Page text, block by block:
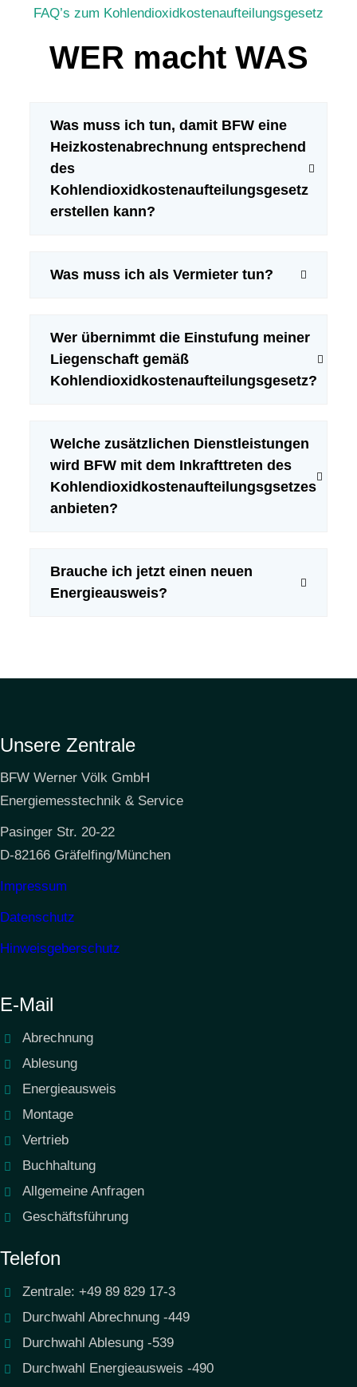
FAQ’s zum Kohlendioxidkostenaufteilungsgesetz
WER macht WAS
Was muss ich tun, damit BFW eine
Heizkostenabrechnung entsprechend
des
Kohlendioxidkostenaufteilungsgesetz
erstellen kann?
Was muss ich als Vermieter tun?
Wer übernimmt die Einstufung meiner
Liegenschaft gemäß
Kohlendioxidkostenaufteilungsgesetz?
Welche zusätzlichen Dienstleistungen
wird BFW mit dem Inkrafttreten des
Kohlendioxidkostenaufteilungsgsetzes
anbieten?
Berücksichtigung von
Beschränkungen der
Vorgaben
Brauche ich jetzt einen neuen
Energieausweis?
Unsere Zentrale
BFW Werner Völk GmbH
Energiemesstechnik & Service
Pasinger Str. 20-22
D-82166 Gräfelfing/München
Impressum
Datenschutz
Hinweisgeberschutz
E-Mail
Abrechnung
Ablesung
Energieausweis
Montage
Vertrieb
Buchhaltung
Allgemeine Anfragen
Geschäftsführung
Telefon
Zentrale: +49 89 829 17-3
Durchwahl Abrechnung -449
Durchwahl Ablesung -539
Durchwahl Energieausweis -490